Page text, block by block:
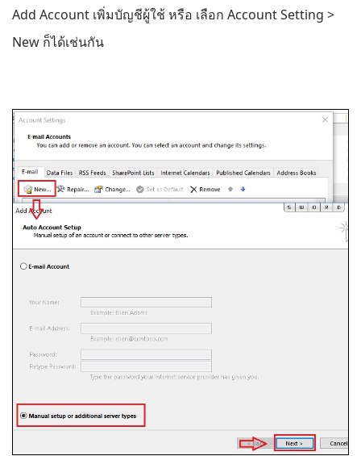
Add Account เพิ่มบัญชีผู้ใช้ หรือ เลือก Account Setting >
New ก็ได้เช่นกัน